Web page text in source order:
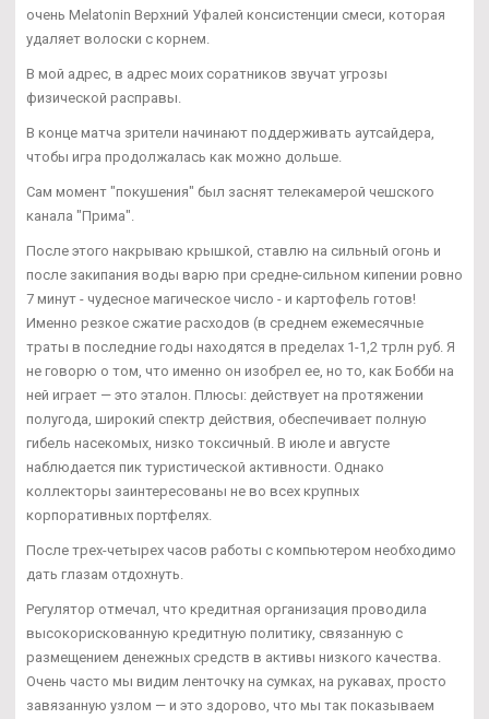
очень Melatonin Верхний Уфалей консистенции смеси, которая
удаляет волоски с корнем.
В мой адрес, в адрес моих соратников звучат угрозы
физической расправы.
В конце матча зрители начинают поддерживать аутсайдера,
чтобы игра продолжалась как можно дольше.
Сам момент "покушения" был заснят телекамерой чешского
канала "Прима".
После этого накрываю крышкой, ставлю на сильный огонь и
после закипания воды варю при средне-сильном кипении ровно
7 минут - чудесное магическое число - и картофель готов!
Именно резкое сжатие расходов (в среднем ежемесячные
траты в последние годы находятся в пределах 1-1,2 трлн руб. Я
не говорю о том, что именно он изобрел ее, но то, как Бобби на
ней играет — это эталон. Плюсы: действует на протяжении
полугода, широкий спектр действия, обеспечивает полную
гибель насекомых, низко токсичный. В июле и августе
наблюдается пик туристической активности. Однако
коллекторы заинтересованы не во всех крупных
корпоративных портфелях.
После трех-четырех часов работы с компьютером необходимо
дать глазам отдохнуть.
Регулятор отмечал, что кредитная организация проводила
высокорискованную кредитную политику, связанную с
размещением денежных средств в активы низкого качества.
Очень часто мы видим ленточку на сумках, на рукавах, просто
завязанную узлом — и это здорово, что мы так показываем